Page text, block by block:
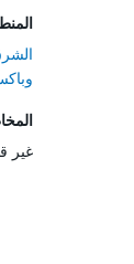
غير